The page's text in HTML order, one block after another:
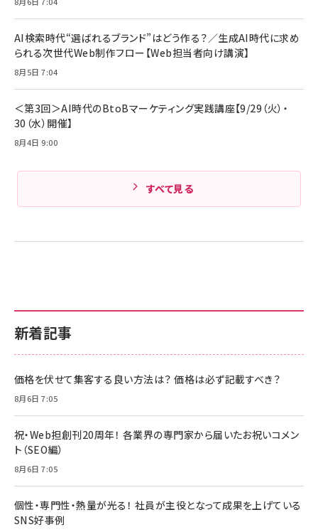
Amazonランキングをもっと見る
ケーブル Anker絡まないケーブル 240W 結束バン
ド付き USB PD対応 シリコン素材採用 iPhone
17 / 16 / 15 / Galaxy iPad Pro MacBook
Pro/Air 各種対応 (1.8m ミッドナイトブラック)
￥1,890
￥4,857
新着記事
価格を伏せて集客する良い方法は？ 価格は必ず記載すべき？
8月6日 7:05
祝・Web担創刊20周年！ 各業界の専門家から届いたお祝いコメン
ト（SEO編）
8月6日 7:05
個性・専門性・熱量が光る！ 社員が主役となって成果を上げている
SNS好事例
AI検索時代“選ばれるブランド”はどう作る？／生成AI時代に求め
られる次世代Web制作フロー【Web担当者向け講演】
8月5日 7:04
＜第3回＞AI時代のBtoBマーケティング実践講座【9/29（火）・
30（水）開催】
8月4日 9:00
すべて見る